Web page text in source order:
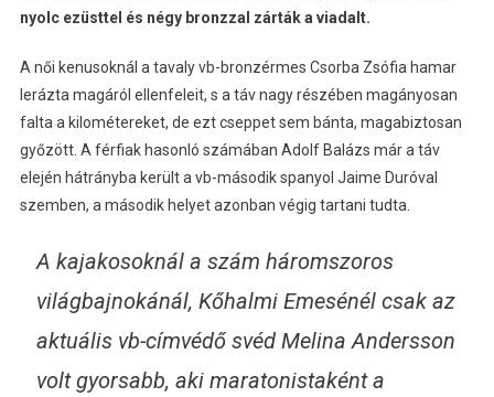
nyolc ezüsttel és négy bronzzal zárták a viadalt.
A női kenusoknál a tavaly vb-bronzérmes Csorba Zsófia hamar
lerázta magáról ellenfeleit, s a táv nagy részében magányosan
falta a kilométereket, de ezt cseppet sem bánta, magabiztosan
győzött. A férfiak hasonló számában Adolf Balázs már a táv
elején hátrányba került a vb-második spanyol Jaime Duróval
szemben, a második helyet azonban végig tartani tudta.
A kajakosoknál a szám háromszoros
világbajnokánál, Kőhalmi Emesénél csak az
aktuális vb-címvédő svéd Melina Andersson
volt gyorsabb, aki maratonistaként a